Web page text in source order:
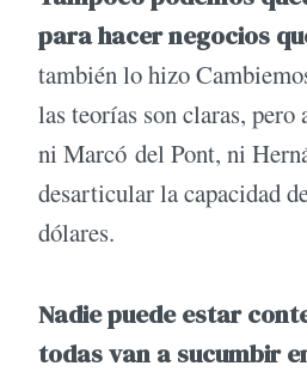
para hacer negocios
también lo hizo
las teorías son claras, pero
ni Marcó del Pont, ni
desarticular la capacidad
dólares.
Nadie puede estar
todas van a sucumbir